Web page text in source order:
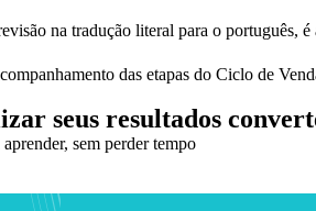
na tradução literal para o português, é
das etapas do Ciclo de
seus resultados
sem perder tempo